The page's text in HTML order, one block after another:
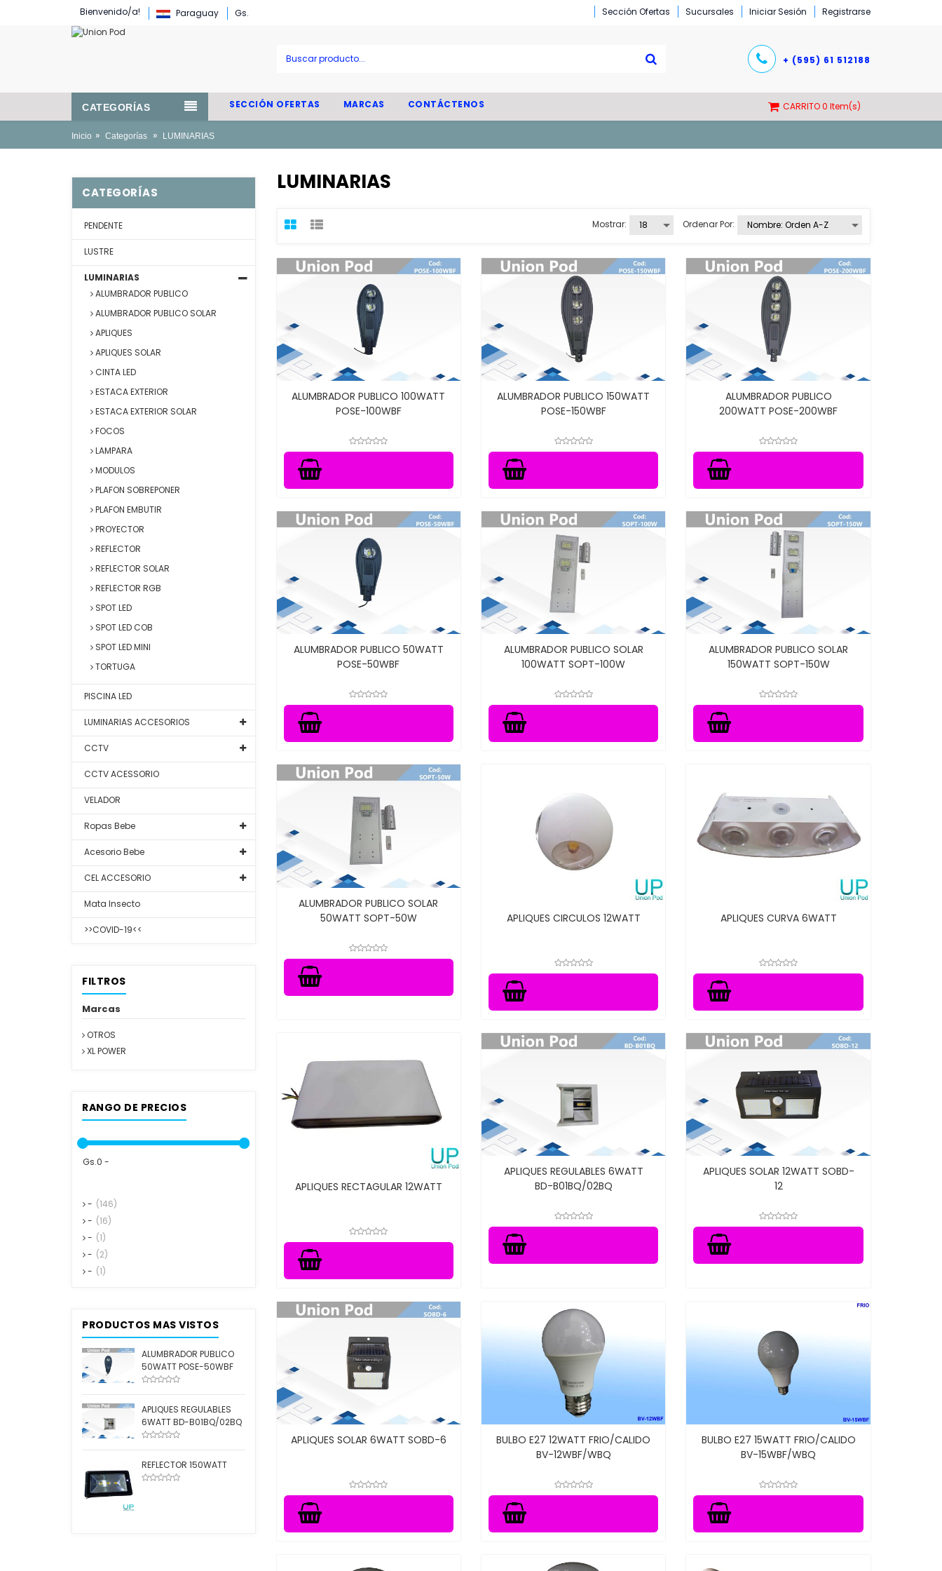
Bienvenido/a! Paraguay Gs. Sección Ofertas Sucursales Iniciar Sesión Registrarse
+ (595) 61 512188
CATEGORÍAS SECCIÓN OFERTAS MARCAS CONTÁCTENOS CARRITO0 Item(s)
Inicio » Categorías » LUMINARIAS
LUMINARIAS
Mostrar: Ordenar Por:
ALUMBRADOR PUBLICO 100WATT
POSE-100WBF
ALUMBRADOR PUBLICO 150WATT
POSE-150WBF
ALUMBRADOR PUBLICO
200WATT POSE-200WBF
ALUMBRADOR PUBLICO 50WATT
POSE-50WBF
ALUMBRADOR PUBLICO SOLAR
100WATT SOPT-100W
ALUMBRADOR PUBLICO SOLAR
150WATT SOPT-150W
ALUMBRADOR PUBLICO SOLAR
50WATT SOPT-50W
APLIQUES CIRCULOS 12WATT APLIQUES CURVA 6WATT
APLIQUES RECTAGULAR 12WATT
APLIQUES REGULABLES 6WATT
BD-B01BQ/02BQ
APLIQUES SOLAR 12WATT SOBD-
12
APLIQUES SOLAR 6WATT SOBD-6
BULBO E27 12WATT FRIO/CALIDO
BV-12WBF/WBQ
BULBO E27 15WATT FRIO/CALIDO
BV-15WBF/WBQ
CATEGORÍAS
PENDENTE
LUSTRE
LUMINARIAS
ALUMBRADOR PUBLICO
ALUMBRADOR PUBLICO SOLAR
APLIQUES
APLIQUES SOLAR
CINTA LED
ESTACA EXTERIOR
ESTACA EXTERIOR SOLAR
FOCOS
LAMPARA
MODULOS
PLAFON SOBREPONER
PLAFON EMBUTIR
PROYECTOR
REFLECTOR
REFLECTOR SOLAR
REFLECTOR RGB
SPOT LED
SPOT LED COB
SPOT LED MINI
TORTUGA
PISCINA LED
LUMINARIAS ACCESORIOS
CCTV
CCTV ACESSORIO
VELADOR
Ropas Bebe
Acesorio Bebe
CEL ACCESORIO
Mata Insecto
>>COVID-19<<
FILTROS
Marcas
OTROS
XL POWER
RANGO DE PRECIOS
Gs.0 -
- (146)
- (16)
- (1)
- (2)
- (1)
PRODUCTOS MAS VISTOS
ALUMBRADOR PUBLICO
50WATT POSE-50WBF
APLIQUES REGULABLES
6WATT BD-B01BQ/02BQ
REFLECTOR 150WATT